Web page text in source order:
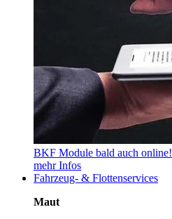
BKF Module bald auch online!
mehr Infos
Fahrzeug- & Flottenservices
Maut